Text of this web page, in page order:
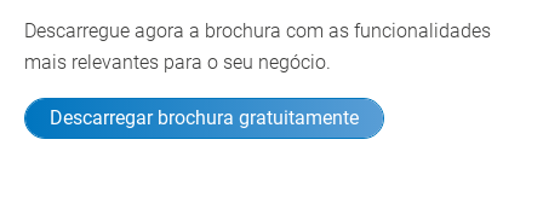
Descarregue agora a brochura com as funcionalidades
mais relevantes para o seu negócio.
Descarregar brochura gratuitamente